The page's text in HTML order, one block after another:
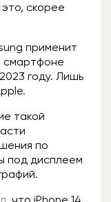
скорее
применит
смартфоне
году. Лишь
такой
по
под дисплеем